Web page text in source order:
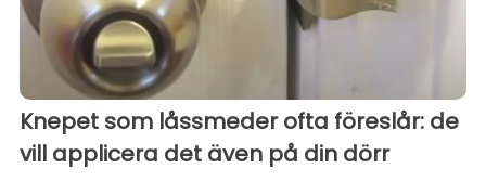
Knepet som låssmeder ofta föreslår: de
vill applicera det även på din dörr